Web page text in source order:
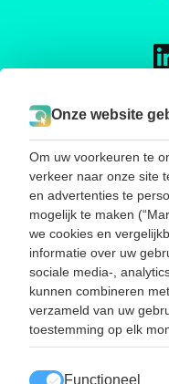
E-mail:
Onze website
Om uw voorkeuren te
verkeer naar onze site
en advertenties te
mogelijk te maken
we cookies en
informatie over uw
sociale media-,
kunnen combineren
verzameld van uw
toestemming op elk
Functioneel